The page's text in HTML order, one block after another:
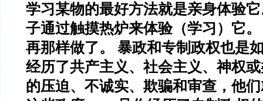
学习某物的最好方法就是亲身体验
子通过触摸热炉来体验（学习）它
再那样做了。 暴政和专制政权也
经历了共产主义、社会主义、神权
的压迫、不诚实、欺骗和审查，他